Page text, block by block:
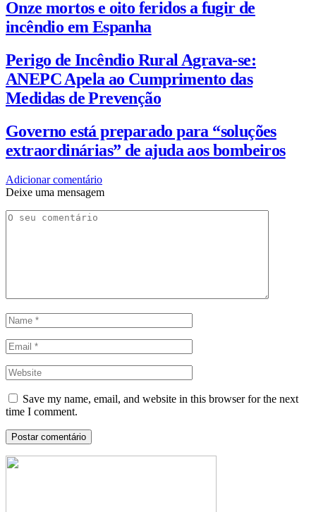
Onze mortos e oito feridos a fugir de
incêndio em Espanha
Perigo de Incêndio Rural Agrava-se:
ANEPC Apela ao Cumprimento das
Medidas de Prevenção
Governo está preparado para “soluções
extraordinárias” de ajuda aos bombeiros
Adicionar comentário
Deixe uma mensagem
Save my name, email, and website in this browser for the next
time I comment.